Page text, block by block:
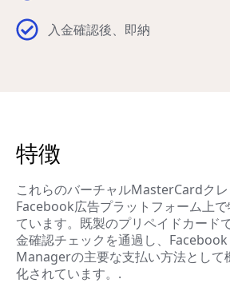
入金確認後、即納
特徴
これらのバーチャルMasterCardクレ
Facebook広告プラットフォーム上
ています。既製のプリペイドカード
金確認チェックを通過し、
Managerの主要な支払い方法として
化されています。.